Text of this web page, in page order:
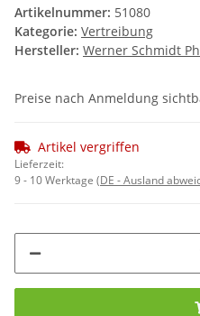
Artikelnummer: 51080
Kategorie: Vertreibung
Hersteller: Werner Schmidt
Preise nach Anmeldung
Artikel vergriffen
Lieferzeit:
9 - 10 Werktage (DE - Ausland